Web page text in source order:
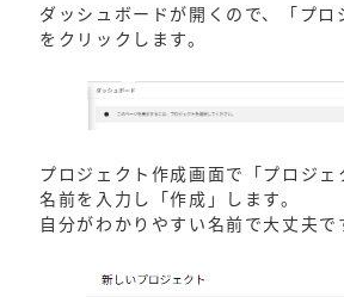
ダッシュボードが開くので、「プロ
をクリックします。
プロジェクト作成画面で「プロジェ
名前を入力し「作成」します。
自分がわかりやすい名前で大丈夫で